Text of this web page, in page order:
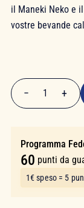
il Maneki Neko e
vostre bevande
12,00 €
− 1 +
Programma
60 punti da
1€ speso = 5